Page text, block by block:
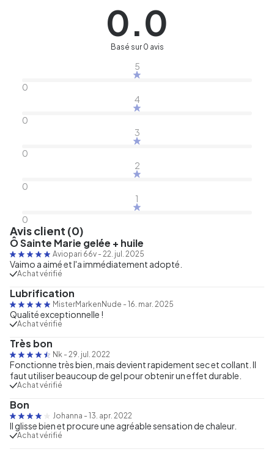
0.0
Basé sur 0 avis
5
0
4
0
3
0
2
0
1
0
Avis client (0)
Ô Sainte Marie gelée + huile
Aviopari 66v - 22. jul. 2025
Vaimo a aimé et l'a immédiatement adopté.
Achat vérifié
Lubrification
MisterMarkenNude - 16. mar. 2025
Qualité exceptionnelle !
Achat vérifié
Très bon
Nk - 29. jul. 2022
Fonctionne très bien, mais devient rapidement sec et collant. Il
faut utiliser beaucoup de gel pour obtenir un effet durable.
Achat vérifié
Bon
Johanna - 13. apr. 2022
Il glisse bien et procure une agréable sensation de chaleur.
Achat vérifié